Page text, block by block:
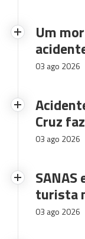
Um
03 ago 2026
Cruz
03 ago 2026
turista
03 ago 2026